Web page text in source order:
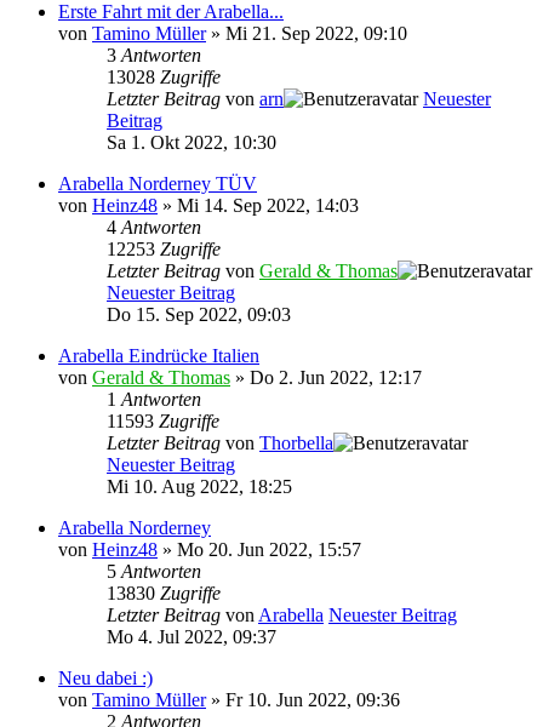
Erste Fahrt mit der Arabella...
von Tamino Müller» Mi 21. Sep 2022, 09:10
3 Antworten
13028 Zugriffe
Letzter Beitrag von arn
Neuester
Beitrag
Sa 1. Okt 2022, 10:30
Arabella Norderney TÜV
von Heinz48 » Mi 14. Sep 2022, 14:03
4 Antworten
12253 Zugriffe
Letzter Beitrag von Gerald & Thomas
Neuester Beitrag
Do 15. Sep 2022, 09:03
Arabella Eindrücke Italien
von Gerald & Thomas » Do 2. Jun 2022, 12:17
1 Antworten
11593 Zugriffe
Letzter Beitrag von Thorbella
Neuester Beitrag
Mi 10. Aug 2022, 18:25
Arabella Norderney
von Heinz48 » Mo 20. Jun 2022, 15:57
5 Antworten
13830 Zugriffe
Letzter Beitrag von Arabella Neuester Beitrag
Mo 4. Jul 2022, 09:37
Neu dabei :)
von Tamino Müller» Fr 10. Jun 2022, 09:36
2 Antworten